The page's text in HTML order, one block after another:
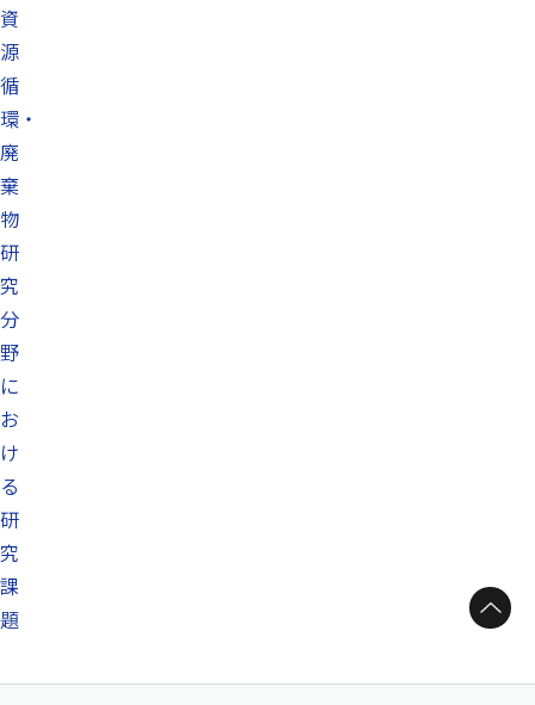
資
源
循
環・
廃
棄
物
研
究
分
野
に
お
け
る
研
究
課
題
ページトップへ